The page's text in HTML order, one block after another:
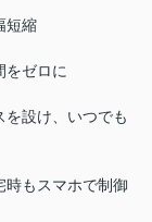
短縮
をゼロに
を設け、いつでも
時もスマホで制御